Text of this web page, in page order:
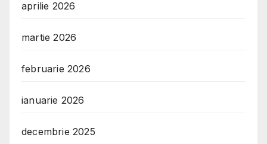
aprilie 2026
martie 2026
februarie 2026
ianuarie 2026
decembrie 2025